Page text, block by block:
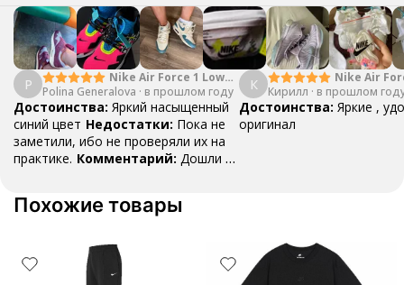
P
Nike Air Force 1 Low
College Pack White
Blue
Polina Generalova · в прошлом году
Достоинства: Яркий насыщенный
синий цвет Недостатки: Пока не
заметили, ибо не проверяли их на
практике. Комментарий: Дошли за
К
Nike Air
Yellow
Кирилл · в прошлом
Достоинства: Яркие ,
оригинал
Похожие товары